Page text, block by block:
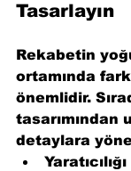
Tasarlayın
Rekabetin
ortamında
önemlidir.
tasarımından
detaylara